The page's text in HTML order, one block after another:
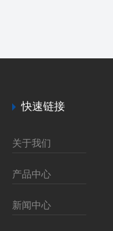
快速链接
关于我们
产品中心
新闻中心